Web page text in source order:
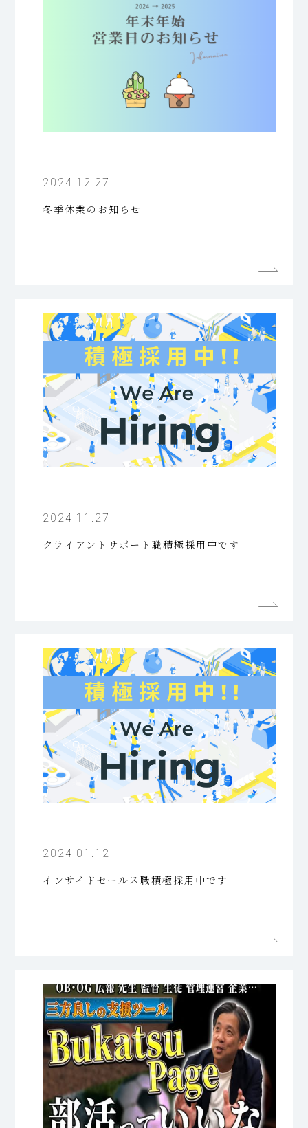
2024.12.27
冬季休業のお知らせ
2024.11.27
クライアントサポート職積極採用中です
2024.01.12
インサイドセールス職積極採用中です